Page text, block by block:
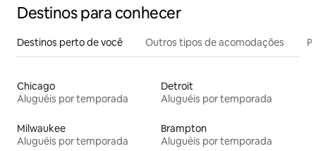
Destinos para conhecer
Destinos perto de você Outros tipos de acomodações
Chicago
Aluguéis por temporada
Detroit
Aluguéis por temporada
Milwaukee
Aluguéis por temporada
Brampton
Aluguéis por temporada